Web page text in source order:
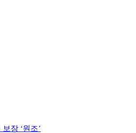
장 ‘원조’